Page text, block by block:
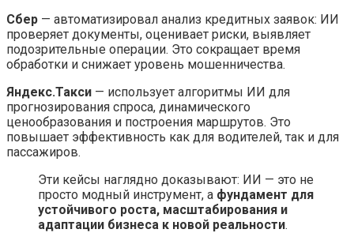
Сбер — автоматизировал анализ кредитных заявок: ИИ
проверяет документы, оценивает риски, выявляет
подозрительные операции. Это сокращает время
обработки и снижает уровень мошенничества.
Яндекс.Такси — использует алгоритмы ИИ для
прогнозирования спроса, динамического
ценообразования и построения маршрутов. Это
повышает эффективность как для водителей, так и для
пассажиров.
Эти кейсы наглядно доказывают: ИИ — это не
просто модный инструмент, а фундамент для
устойчивого роста, масштабирования и
адаптации бизнеса к новой реальности.